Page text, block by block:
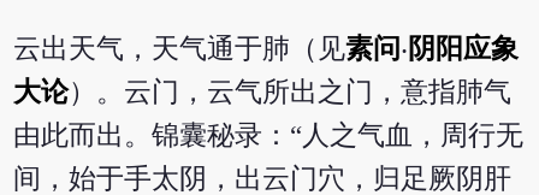
云出天气，天气通于肺（见素问‧ 阴阳应象
大论）。云门，云气所出之门，意指肺气
由此而出。锦囊秘录：“人之气血，周行无
间，始于手太阴，出云门穴，归足厥阴肝